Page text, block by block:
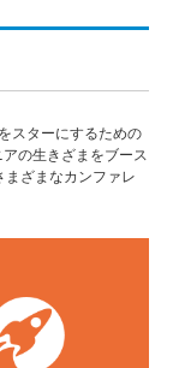
スターにするための
の生きざまをブース
ざまなカンファレ